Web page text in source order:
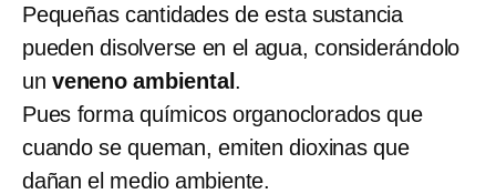
Pequeñas cantidades de esta sustancia
pueden disolverse en el agua, considerándolo
un veneno ambiental.
Pues forma químicos organoclorados que
cuando se queman, emiten dioxinas que
dañan el medio ambiente.